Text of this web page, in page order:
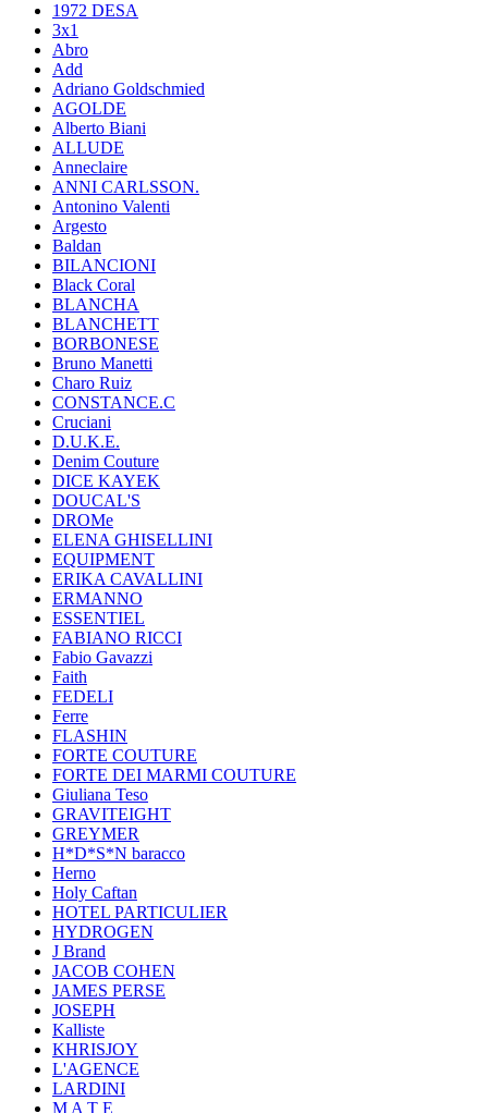
1972 DESA
3x1
Abro
Add
Adriano Goldschmied
AGOLDE
Alberto Biani
ALLUDE
Anneclaire
ANNI CARLSSON.
Antonino Valenti
Argesto
Baldan
BILANCIONI
Black Coral
BLANCHA
BLANCHETT
BORBONESE
Bruno Manetti
Charo Ruiz
CONSTANCE.C
Cruciani
D.U.K.E.
Denim Couture
DICE KAYEK
DOUCAL'S
DROMe
ELENA GHISELLINI
EQUIPMENT
ERIKA CAVALLINI
ERMANNO
ESSENTIEL
FABIANO RICCI
Fabio Gavazzi
Faith
FEDELI
Ferre
FLASHIN
FORTE COUTURE
FORTE DEI MARMI COUTURE
Giuliana Teso
GRAVITEIGHT
GREYMER
H*D*S*N baracco
Herno
Holy Caftan
HOTEL PARTICULIER
HYDROGEN
J Brand
JACOB COHEN
JAMES PERSE
JOSEPH
Kalliste
KHRISJOY
L'AGENCE
LARDINI
M A T E